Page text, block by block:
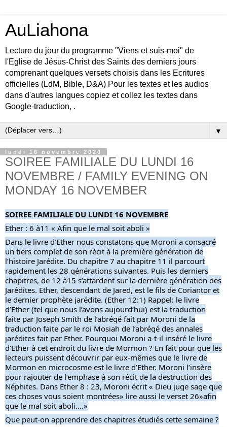
AuLiahona
Lecture du jour du programme "Viens et suis-moi" de
l'Eglise de Jésus-Christ des Saints des derniers jours
comprenant quelques versets choisis dans les Ecritures
officielles (LdM, Bible, D&A) Pour les textes et les audios
dans d'autres langues copiez et collez les textes dans
Google-traduction, .
▼
lundi 16 novembre 2020
SOIREE FAMILIALE DU LUNDI 16
NOVEMBRE / FAMILY EVENING ON
MONDAY 16 NOVEMBER
SOIREE FAMILIALE DU LUNDI 16 NOVEMBRE
Ether : 6 à11 « Afin que le mal soit aboli »
Dans le livre d’Ether nous constatons que Moroni a consacré
un tiers complet de son récit à la première génération de
l’histoire Jarédite. Du chapitre 7 au chapitre 11 il parcourt
rapidement les 28 générations suivantes. Puis les derniers
chapitres, de 12 à15 s’attardent sur la dernière génération des
Jarédites. Ether, descendant de Jared, est le fils de Coriantor et
le dernier prophète jarédite. (Ether 12:1) Rappel: le livre
d’Ether (tel que nous l’avons aujourd’hui) est la traduction
faite par Joseph Smith de l’abrégé fait par Moroni de la
traduction faite par le roi Mosiah de l’abrégé des annales
jarédites fait par Ether. Pourquoi Moroni a-t-il inséré le livre
d’Ether à cet endroit du livre de Mormon ? En fait pour que les
lecteurs puissent découvrir par eux-mêmes que le livre de
Mormon en microcosme est le livre d’Ether. Moroni l’insère
pour rajouter de l’emphase à son récit de la destruction des
Néphites. Dans Ether 8 : 23, Moroni écrit « Dieu juge sage que
ces choses vous soient montrées» lire aussi le verset 26»afin
que le mal soit aboli….»
Que peut-on apprendre des chapitres étudiés cette semaine ?